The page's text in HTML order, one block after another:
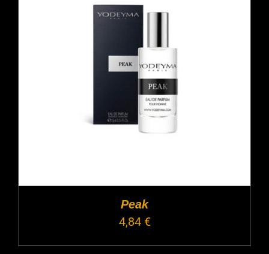
Peak
4,84 €